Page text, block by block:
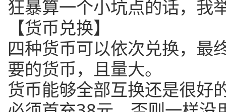
狂暴算一个小坑点的话，我
【货币兑换】
四种货币可以依次兑换，最
要的货币，且量大。
货币能够全部互换还是很好